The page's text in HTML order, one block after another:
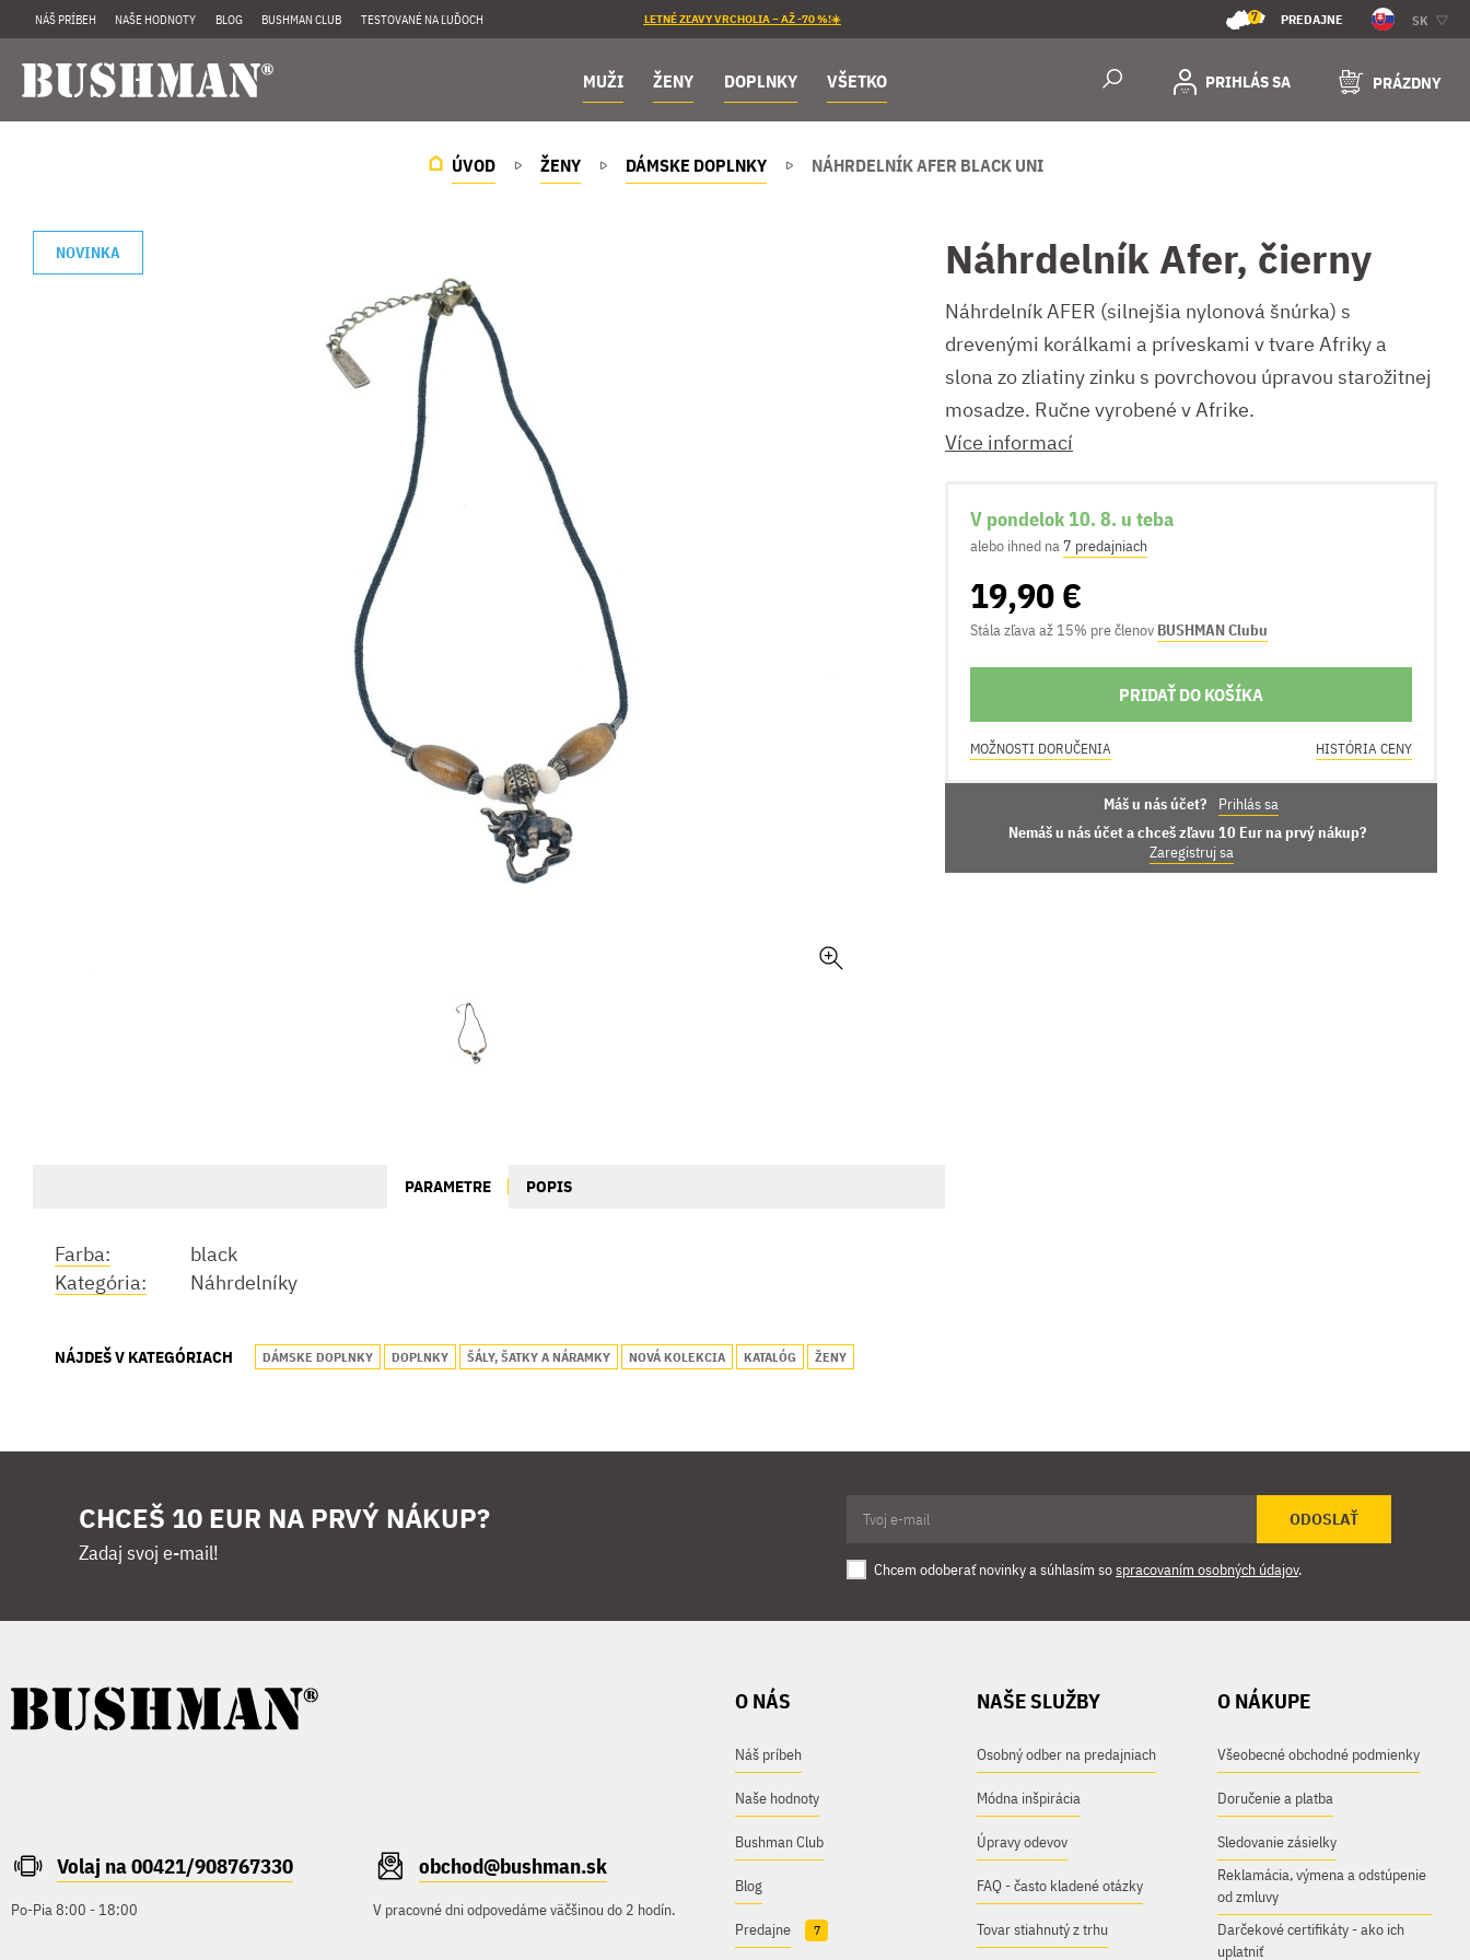
NÁŠ PRÍBEH NAŠE HODNOTY BLOG BUSHMAN CLUB TESTOVANÉ NA ĽUĎOCH LETNÉ ZĽAVY VRCHOLIA – AŽ -70 %!☀️ 7 PREDAJNE SK
MUŽI ŽENY DOPLNKY VŠETKO PRIHLÁS SA PRÁZDNY
ÚVOD ŽENY DÁMSKE DOPLNKY NÁHRDELNÍK AFER BLACK UNI
NOVINKA Náhrdelník Afer, čierny
Náhrdelník AFER (silnejšia nylonová šnúrka) s
drevenými korálkami a príveskami v tvare Afriky a
slona zo zliatiny zinku s povrchovou úpravou starožitnej
mosadze. Ručne vyrobené v Afrike.
Více informací
V pondelok 10. 8. u teba
alebo ihned na7 predajniach
19,90 €
Stála zľava až 15% pre členov BUSHMAN Clubu
PRIDAŤ DO KOŠÍKA
MOŽNOSTI DORUČENIA HISTÓRIA CENY
Máš u nás účet?
Prihlás sa
Nemáš u nás účet a chceš zľavu 10 Eur na prvý nákup?
Zaregistruj sa
PARAMETRE POPIS
Farba:
black
Kategória:
Náhrdelníky
NÁJDEŠ V KATEGÓRIACH DÁMSKE DOPLNKY DOPLNKY ŠÁLY, ŠATKY A NÁRAMKY NOVÁ KOLEKCIA KATALÓG ŽENY
CHCEŠ 10 EUR NA PRVÝ NÁKUP?
Zadaj svoj e-mail!
ODOSLAŤ
Chcem odoberať novinky a súhlasím sospracovaním osobných údajov.
Volaj na 00421/908767330
Po-Pia 8:00 - 18:00
obchod@bushman.sk
V pracovné dni odpovedáme väčšinou do 2 hodín.
O NÁS
Náš príbeh
Naše hodnoty
Bushman Club
Blog
Predajne 7
NAŠE SLUŽBY
Osobný odber na predajniach
Módna inšpirácia
Úpravy odevov
FAQ - často kladené otázky
Tovar stiahnutý z trhu
O NÁKUPE
Všeobecné obchodné podmienky
Doručenie a platba
Sledovanie zásielky
Reklamácia, výmena a odstúpenie
od zmluvy
Darčekové certifikáty - ako ich
uplatniť